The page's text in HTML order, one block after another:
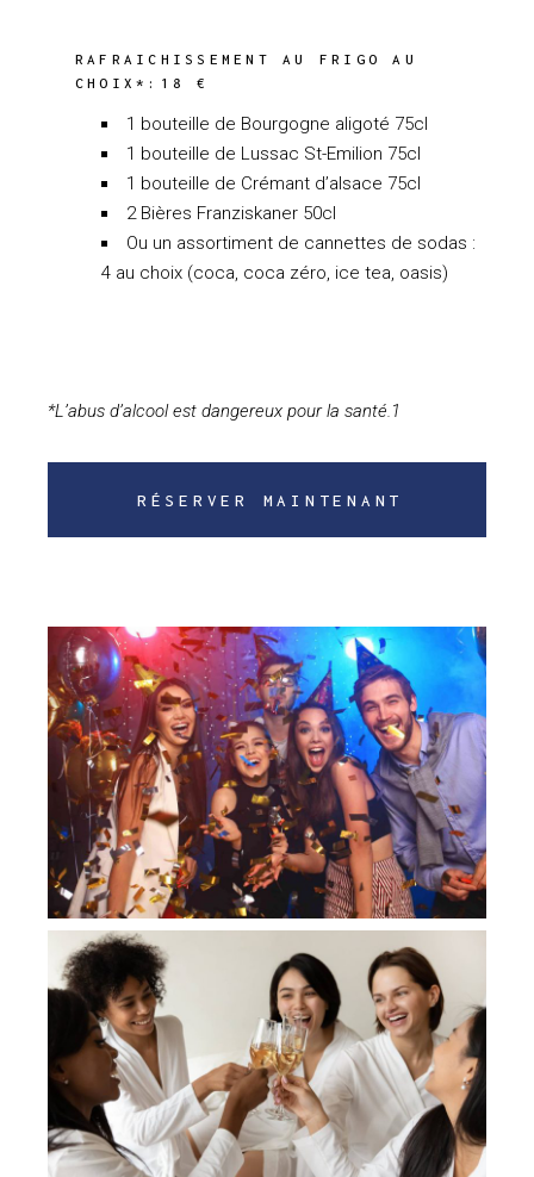
RAFRAICHISSEMENT AU FRIGO AU
CHOIX*:18 €
1 bouteille de Bourgogne aligoté 75cl
1 bouteille de Lussac St-Emilion 75cl
1 bouteille de Crémant d’alsace 75cl
2 Bières Franziskaner 50cl
Ou un assortiment de cannettes de sodas :
4 au choix (coca, coca zéro, ice tea, oasis)
*L’abus d’alcool est dangereux pour la santé.1
RÉSERVER MAINTENANT